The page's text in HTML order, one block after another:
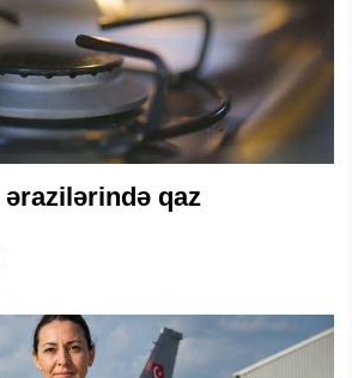
ərazilərində qaz